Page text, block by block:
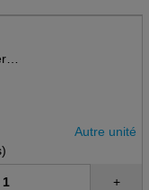
Autre unité
+